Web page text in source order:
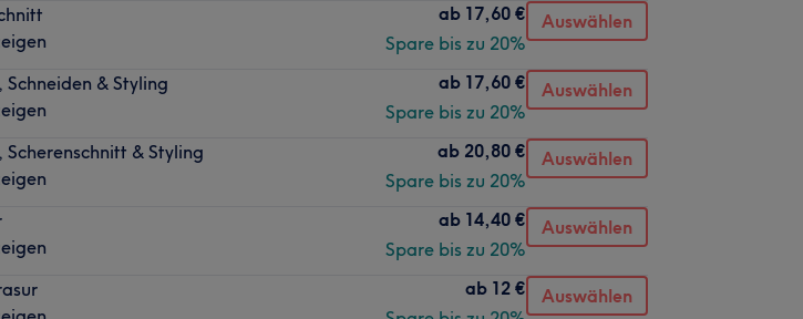
ab 17,60 €
Spare bis zu 20%
Auswählen
& Styling
ab 17,60 €
Spare bis zu 20%
Auswählen
Scherenschnitt & Styling
ab 20,80 €
Spare bis zu 20%
Auswählen
ab 14,40 €
Spare bis zu 20%
Auswählen
ab 12 €
Auswählen